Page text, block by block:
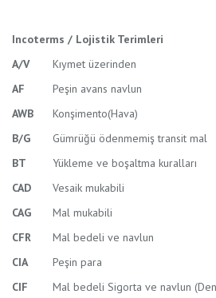
Incoterms / Lojistik Terimleri
A/V
Kıymet üzerinden
AF
Peşin avans navlun
AWB
Konşimento(Hava)
B/G
Gümrüğü ödenmemiş transit mal
BT
Yükleme ve boşaltma kuralları
CAD
Vesaik mukabili
CAG
Mal mukabili
CFR
Mal bedeli ve navlun
CIA
Peşin para
CIF
Mal bedeli Sigorta ve navlun